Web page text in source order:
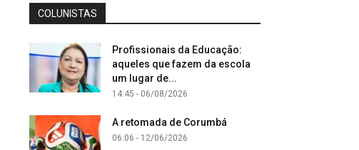
COLUNISTAS
Profissionais da Educação:
aqueles que fazem da escola
um lugar de...
14:45 - 06/08/2026
A retomada de Corumbá
06:06 - 12/06/2026